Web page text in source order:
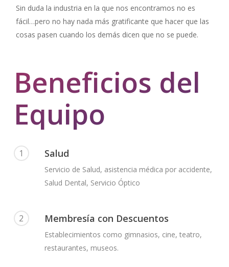
Sin duda la industria en la que nos encontramos no es
fácil…pero no hay nada más gratificante que hacer que las
cosas pasen cuando los demás dicen que no se puede.
Beneficios del
Equipo
1 Salud
Servicio de Salud, asistencia médica por accidente,
Salud Dental, Servicio Óptico
2 Membresía con Descuentos
Establecimientos como gimnasios, cine, teatro,
restaurantes, museos.